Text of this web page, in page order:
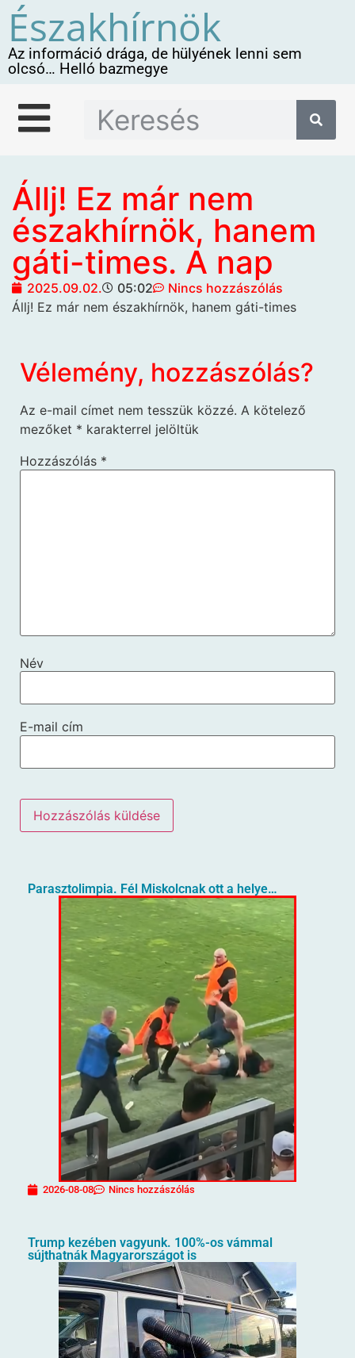
Északhírnök
Az információ drága, de hülyének lenni sem
olcsó… Helló bazmegye
Állj! Ez már nem
északhírnök, hanem
gáti-times. A nap
2025.09.02. 05:02
Nincs hozzászólás
Állj! Ez már nem északhírnök, hanem gáti-times
Vélemény, hozzászólás?
Az e-mail címet nem tesszük közzé. A kötelező
mezőket * karakterrel jelöltük
Hozzászólás *
Név
E-mail cím
Parasztolimpia. Fél Miskolcnak ott a helye…
2026-08-08 Nincs hozzászólás
Trump kezében vagyunk. 100%-os vámmal
sújthatnák Magyarországot is